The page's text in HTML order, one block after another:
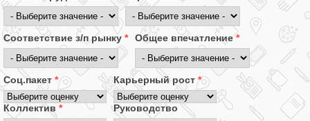
Соответствие з/п рынку * Общее впечатление*
Соц.пакет * Карьерный рост *
Коллектив * Руководство